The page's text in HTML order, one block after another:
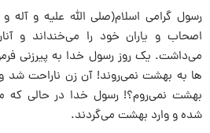
رسول گرامی اسلام(صلی الله علیه و
اصحاب و یاران خود را می‌خنداند و
می‌داشت. یک روز رسول خدا به پیرزنی
ها به بهشت نمی‌روند! آن زن ناراحت شد
بهشت نمی‌روم؟! رسول خدا در حالی که
شده و وارد بهشت می‌گردند.